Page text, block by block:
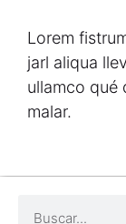
Lorem
jarl aliqua
ullamco qué
malar.